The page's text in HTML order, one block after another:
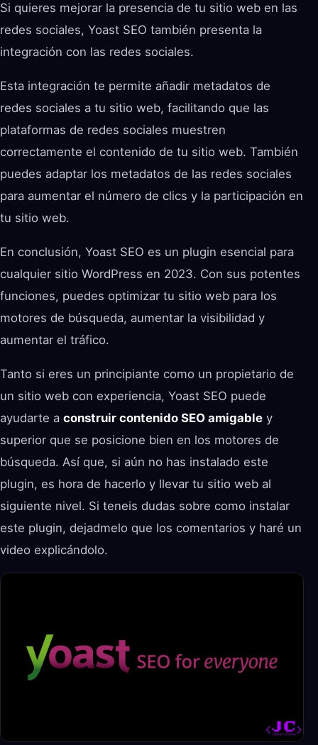
Si quieres mejorar la presencia de tu sitio web en las
redes sociales, Yoast SEO también presenta la
integración con las redes sociales.
Esta integración te permite añadir metadatos de
redes sociales a tu sitio web, facilitando que las
plataformas de redes sociales muestren
correctamente el contenido de tu sitio web. También
puedes adaptar los metadatos de las redes sociales
para aumentar el número de clics y la participación en
tu sitio web.
En conclusión, Yoast SEO es un plugin esencial para
cualquier sitio WordPress en 2023. Con sus potentes
funciones, puedes optimizar tu sitio web para los
motores de búsqueda, aumentar la visibilidad y
aumentar el tráfico.
Tanto si eres un principiante como un propietario de
un sitio web con experiencia, Yoast SEO puede
ayudarte a construir contenido SEO amigable y
superior que se posicione bien en los motores de
búsqueda. Así que, si aún no has instalado este
plugin, es hora de hacerlo y llevar tu sitio web al
siguiente nivel. Si teneis dudas sobre como instalar
este plugin, dejadmelo que los comentarios y haré un
video explicándolo.